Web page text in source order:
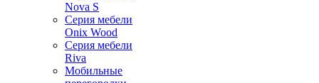
Nova S
Серия мебели
Onix Wood
Серия мебели
Riva
Мобильные